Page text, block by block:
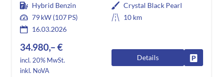
Hybrid Benzin
Crystal Black Pearl
79 kW (107 PS)
10 km
16.03.2026
34.980,– €
incl. 20% MwSt.
inkl. NoVA
Details